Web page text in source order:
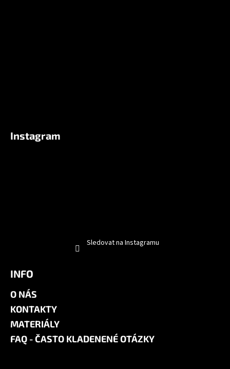
Instagram
Sledovat na Instagramu
INFO
O NÁS
KONTAKTY
MATERIÁLY
FAQ - ČASTO KLADENENÉ OTÁZKY